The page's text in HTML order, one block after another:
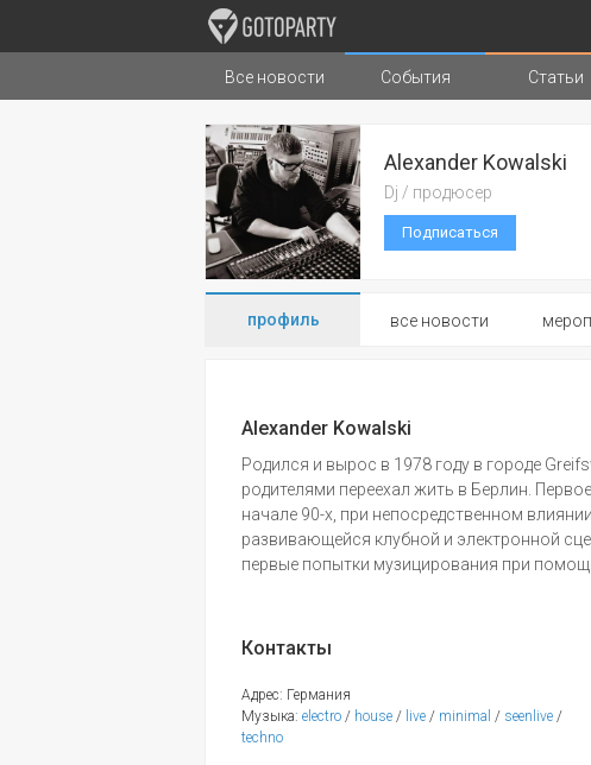
Города Музыка Типы страниц
Все новости События Статьи
Alexander Kowalski
Dj / продюсер
Подписаться
профиль все новости
Alexander Kowalski
Родился и вырос в 1978 году в городе
родителями переехал жить в Берлин.
начале 90-х, при непосредственном
развивающейся клубной и электронной
первые попытки музицирования при
Контакты
Адрес: Германия
Музыка: electro / house / live / minimal / seenlive /
techno